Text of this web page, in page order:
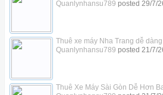
Quanlynhansu789 posted 29/7/
Thuê xe máy Nha Trang dễ
Quanlynhansu789 posted 21/7/
Thuê Xe Máy Sài Gòn Dễ Hơn